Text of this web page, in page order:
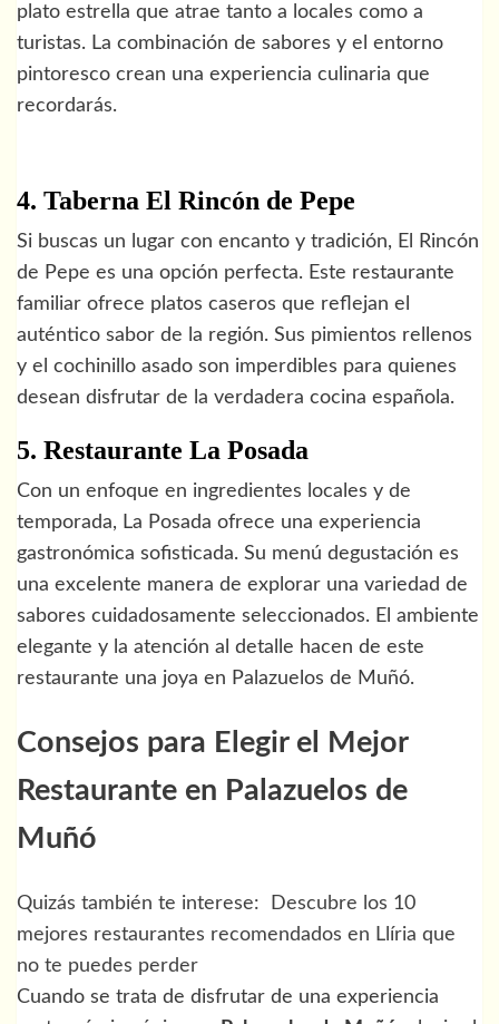
plato estrella que atrae tanto a locales como a
turistas. La combinación de sabores y el entorno
pintoresco crean una experiencia culinaria que
recordarás.
4. Taberna El Rincón de Pepe
Si buscas un lugar con encanto y tradición, El Rincón
de Pepe es una opción perfecta. Este restaurante
familiar ofrece platos caseros que reflejan el
auténtico sabor de la región. Sus pimientos rellenos
y el cochinillo asado son imperdibles para quienes
desean disfrutar de la verdadera cocina española.
5. Restaurante La Posada
Con un enfoque en ingredientes locales y de
temporada, La Posada ofrece una experiencia
gastronómica sofisticada. Su menú degustación es
una excelente manera de explorar una variedad de
sabores cuidadosamente seleccionados. El ambiente
elegante y la atención al detalle hacen de este
restaurante una joya en Palazuelos de Muñó.
Consejos para Elegir el Mejor
Restaurante en Palazuelos de
Muñó
Quizás también te interese:
Descubre los 10
mejores restaurantes recomendados en Llíria que
no te puedes perder
Cuando se trata de disfrutar de una experiencia